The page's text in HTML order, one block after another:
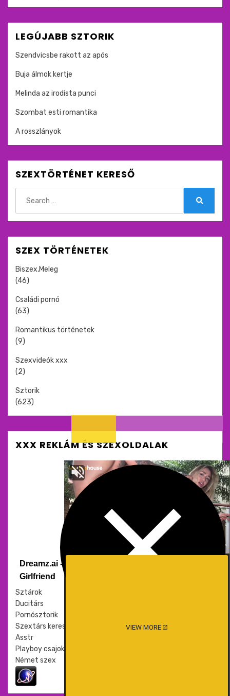
LEGÚJABB SZTORIK
Szendvicsbe rakott az após
Buja álmok kertje
Melinda az irodista punci
Szombat esti romantika
A rosszlányok
SZEXTÖRTÉNET KERESŐ
for:
SZEX TÖRTÉNETEK
Biszex,Meleg
(46)
Családi pornó
(63)
Romantikus történetek
(9)
Szexvideók xxx
(2)
Sztorik
(623)
XXX REKLÁM ÉS SZEXOLDALAK
Dreamz.ai - Your perfect AI
Girlfriend
Meztelen
Sztárok
Ducitárs
Pornósztorik
Szextárs kereső
Asstr
Playboy csajok
Német szex
VIEW MORE